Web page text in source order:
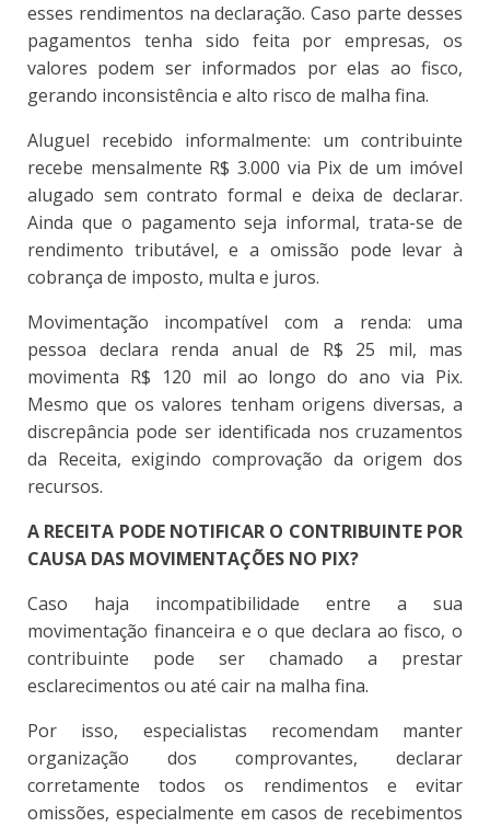
esses rendimentos na declaração. Caso parte desses
pagamentos tenha sido feita por empresas, os
valores podem ser informados por elas ao fisco,
gerando inconsistência e alto risco de malha fina.
Aluguel recebido informalmente: um contribuinte
recebe mensalmente R$ 3.000 via Pix de um imóvel
alugado sem contrato formal e deixa de declarar.
Ainda que o pagamento seja informal, trata-se de
rendimento tributável, e a omissão pode levar à
cobrança de imposto, multa e juros.
Movimentação incompatível com a renda: uma
pessoa declara renda anual de R$ 25 mil, mas
movimenta R$ 120 mil ao longo do ano via Pix.
Mesmo que os valores tenham origens diversas, a
discrepância pode ser identificada nos cruzamentos
da Receita, exigindo comprovação da origem dos
recursos.
A RECEITA PODE NOTIFICAR O CONTRIBUINTE POR
CAUSA DAS MOVIMENTAÇÕES NO PIX?
Caso haja incompatibilidade entre a sua
movimentação financeira e o que declara ao fisco, o
contribuinte pode ser chamado a prestar
esclarecimentos ou até cair na malha fina.
Por isso, especialistas recomendam manter
organização dos comprovantes, declarar
corretamente todos os rendimentos e evitar
omissões, especialmente em casos de recebimentos